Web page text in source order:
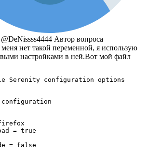
@DeNissss4444 Автор вопроса
меня нет такой переменной, я использую
настройками в ней.Вот мой файл
Serenity configuration options
configuration
= true
= false